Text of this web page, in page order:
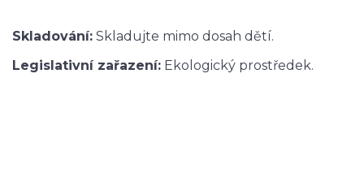
Skladování: Skladujte mimo dosah dětí.
Legislativní zařazení: Ekologický prostředek.